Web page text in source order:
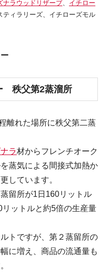
ナラウッドリザーブ
イチロー
ティラリーズ、イチローズモル
秩父第2蒸溜所
離れた場所に秩父第二蒸
ラ材からフレンチオーク
蒸気による間接式加熱か
しています。
留所が1日160リットル
ットルと約5倍の生産量
トですが、第２蒸留所の
に増え、商品の流通量も